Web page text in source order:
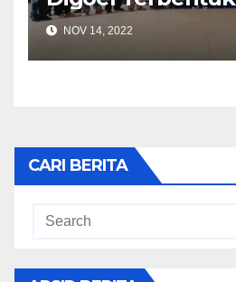
NOV 14, 2022
CARI BERITA